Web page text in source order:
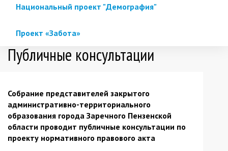
Национальный проект "Демография"
Проект «Забота»
Публичные консультации
Собрание представителей закрытого
административно-территориального
образования города Заречного Пензенской
области проводит публичные консультации по
проекту нормативного правового акта